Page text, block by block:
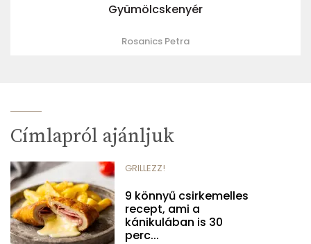
Gyümölcskenyér
Rosanics Petra
Címlapról ajánljuk
GRILLEZZ!
9 könnyű csirkemelles
recept, ami a
kánikulában is 30
perc...